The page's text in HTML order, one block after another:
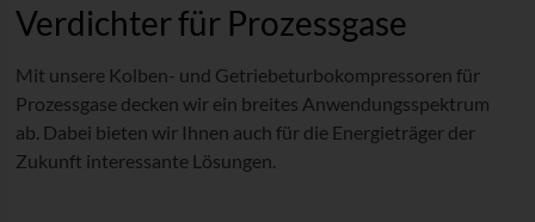
Verdichter für Prozessgase
Mit unsere Kolben- und Getriebeturbokompressoren für
Prozessgase decken wir ein breites Anwendungsspektrum
ab. Dabei bieten wir Ihnen auch für die Energieträger der
Zukunft interessante Lösungen.